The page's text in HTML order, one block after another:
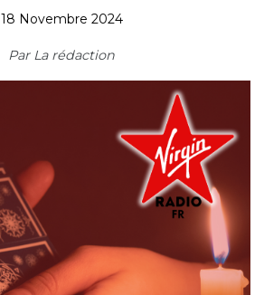
18 Novembre 2024
Par La rédaction